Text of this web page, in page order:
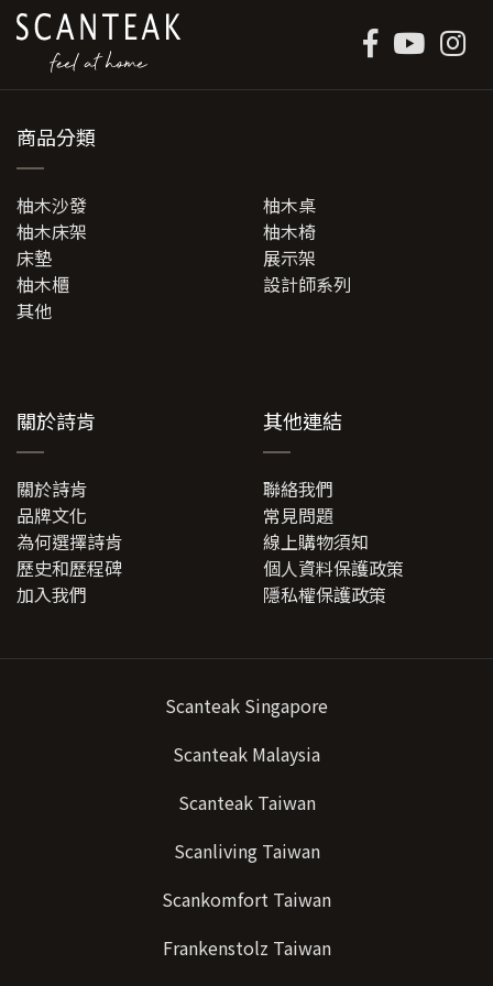
商品分類
柚木沙發
柚木桌
柚木床架
柚木椅
床墊
展示架
柚木櫃
設計師系列
其他
關於詩肯
關於詩肯
品牌文化
為何選擇詩肯
歷史和歷程碑
加入我們
其他連結
聯絡我們
常見問題
線上購物須知
個人資料保護政策
隱私權保護政策
Scanteak Singapore
Scanteak Malaysia
Scanteak Taiwan
Scanliving Taiwan
Scankomfort Taiwan
Frankenstolz Taiwan